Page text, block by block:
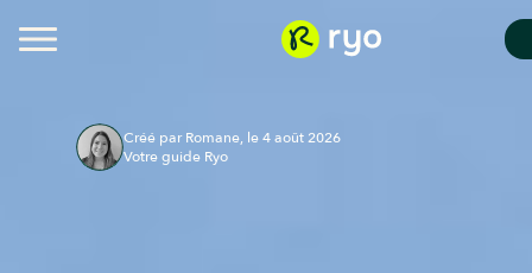
Créé par Romane, le 4 août 2026
Votre guide Ryo